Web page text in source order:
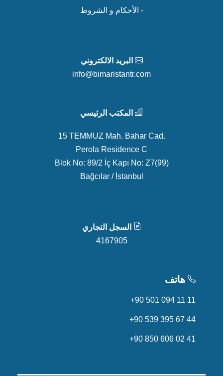
- الأحكام و الشروط
البريد الالكتروني
info@bimaristantr.com
المكتب الرئيسي
15 TEMMUZ Mah. Bahar Cad.
Perola Residence C
Blok No: 89/2 İç Kapı No: Z7(99)
Bağcılar / İstanbul
السجل التجاري
4167905
هاتف
+90 501 094 11 11
+90 539 395 67 44
+90 850 606 02 41